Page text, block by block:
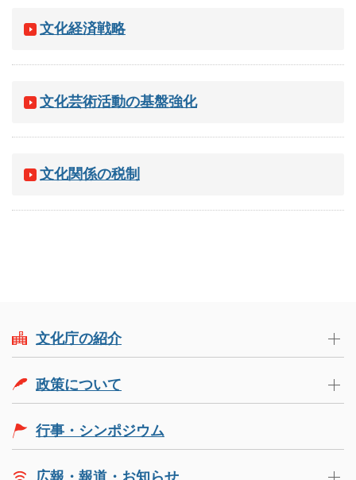
文化経済戦略
文化芸術活動の基盤強化
文化関係の税制
文化庁の紹介
政策について
行事・シンポジウム
広報・報道・お知らせ